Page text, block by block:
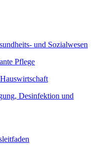
und Sozialwesen
Pflege
Desinfektion und